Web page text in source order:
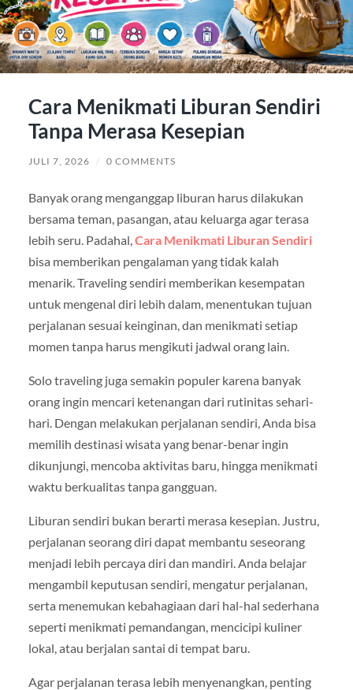
Cara Menikmati Liburan Sendiri
Tanpa Merasa Kesepian
JULI 7, 2026 / 0 COMMENTS
Banyak orang menganggap liburan harus dilakukan
bersama teman, pasangan, atau keluarga agar terasa
lebih seru. Padahal, Cara Menikmati Liburan Sendiri
bisa memberikan pengalaman yang tidak kalah
menarik. Traveling sendiri memberikan kesempatan
untuk mengenal diri lebih dalam, menentukan tujuan
perjalanan sesuai keinginan, dan menikmati setiap
momen tanpa harus mengikuti jadwal orang lain.
Solo traveling juga semakin populer karena banyak
orang ingin mencari ketenangan dari rutinitas sehari-
hari. Dengan melakukan perjalanan sendiri, Anda bisa
memilih destinasi wisata yang benar-benar ingin
dikunjungi, mencoba aktivitas baru, hingga menikmati
waktu berkualitas tanpa gangguan.
Liburan sendiri bukan berarti merasa kesepian. Justru,
perjalanan seorang diri dapat membantu seseorang
menjadi lebih percaya diri dan mandiri. Anda belajar
mengambil keputusan sendiri, mengatur perjalanan,
serta menemukan kebahagiaan dari hal-hal sederhana
seperti menikmati pemandangan, mencicipi kuliner
lokal, atau berjalan santai di tempat baru.
Agar perjalanan terasa lebih menyenangkan, penting